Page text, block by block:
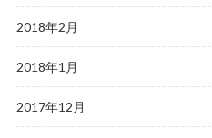
2018年2月
2018年1月
2017年12月